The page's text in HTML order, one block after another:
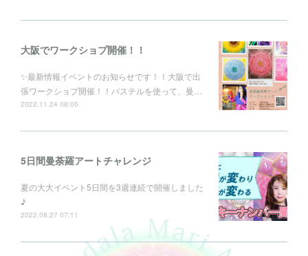
大阪でワークショプ開催！！
✨最新情報イベントのお知らせです！！大阪で出
張ワークショプ開催！！パステルを使って、曼…
2022.11.24 08:05
5日間曼荼羅アートチャレンジ
夏の大大イベント5日間を3週連続で開催しました
♪
2022.08.27 07:11